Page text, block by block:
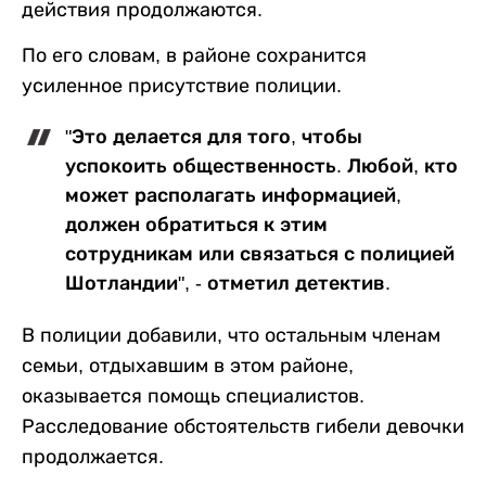
действия продолжаются.
По его словам, в районе сохранится
усиленное присутствие полиции.
"Это делается для того, чтобы
успокоить общественность. Любой, кто
может располагать информацией,
должен обратиться к этим
сотрудникам или связаться с полицией
Шотландии", - отметил детектив.
В полиции добавили, что остальным членам
семьи, отдыхавшим в этом районе,
оказывается помощь специалистов.
Расследование обстоятельств гибели девочки
продолжается.